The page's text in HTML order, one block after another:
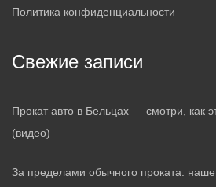
Политика конфиденциальности
Свежие записи
Прокат авто в Бельцах — смотри, как
(видео)
За пределами обычного проката: наше